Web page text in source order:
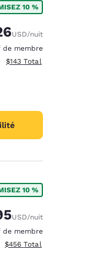
10 %
:
réduit :
USD/nuit
de membre
Afficher les détails totaux
$143 Total
10 %
: :
USD/nuit
de membre
Afficher les détails totaux
$456 Total